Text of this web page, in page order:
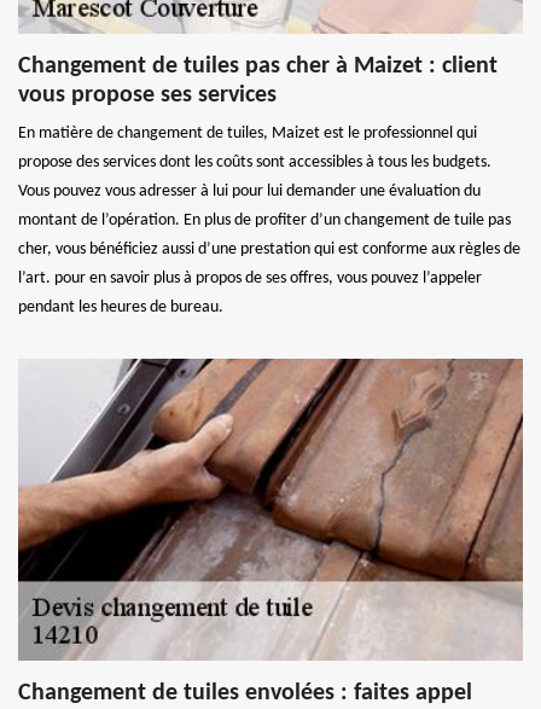
Changement de tuiles pas cher à Maizet : client
vous propose ses services
En matière de changement de tuiles, Maizet est le professionnel qui
propose des services dont les coûts sont accessibles à tous les budgets.
Vous pouvez vous adresser à lui pour lui demander une évaluation du
montant de l’opération. En plus de profiter d’un changement de tuile pas
cher, vous bénéficiez aussi d’une prestation qui est conforme aux règles de
l’art. pour en savoir plus à propos de ses offres, vous pouvez l’appeler
pendant les heures de bureau.
Changement de tuiles envolées : faites appel